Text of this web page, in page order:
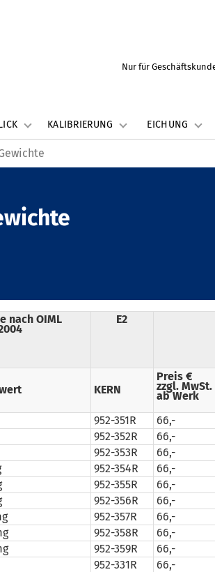
Nur für
KALIBRIERUNG EICHUNG
nach OIML E2
KERN
Preis €
zzgl. MwSt.
ab Werk
952-351R 66,-
952-352R 66,-
952-353R 66,-
952-354R 66,-
952-355R 66,-
952-356R 66,-
952-357R 66,-
952-358R 66,-
952-359R 66,-
952-331R 66,-